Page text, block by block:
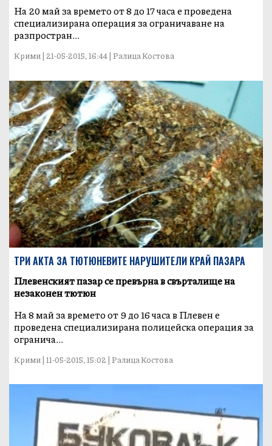
На 20 май за времето от 8 до 17 часа е проведена
специализирана операция за ограничаване на
разпростран...
Крими | 21-05-2015, 16:44 | Ралица Костова
ТРИ АКТА ЗА ТЮТЮНЕВИТЕ НАРУШИТЕЛИ КРАЙ ПАЗАРА
Плевенският пазар се превърна в свърталище на
незаконен тютюн
На 8 май за времето от 9 до 16 часа в Плевен е
проведена специализирана полицейска операция за
огранича...
Крими | 11-05-2015, 15:02 | Ралица Костова